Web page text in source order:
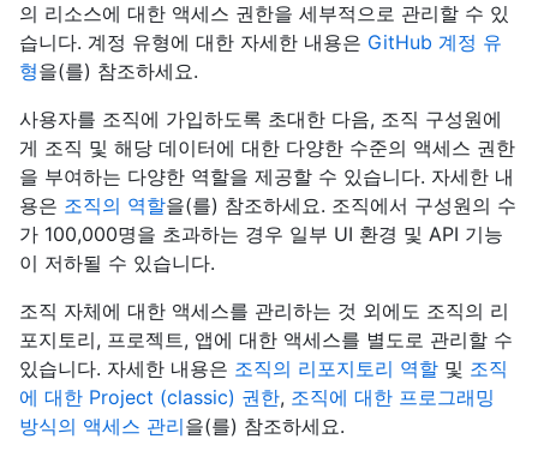
의 리소스에 대한 액세스 권한을 세부적으로 관리할 수 있
습니다. 계정 유형에 대한 자세한 내용은 GitHub 계정 유
형을(를) 참조하세요.
사용자를 조직에 가입하도록 초대한 다음, 조직 구성원에
게 조직 및 해당 데이터에 대한 다양한 수준의 액세스 권한
을 부여하는 다양한 역할을 제공할 수 있습니다. 자세한 내
용은 조직의 역할을(를) 참조하세요. 조직에서 구성원의 수
가 100,000명을 초과하는 경우 일부 UI 환경 및 API 기능
이 저하될 수 있습니다.
조직 자체에 대한 액세스를 관리하는 것 외에도 조직의 리
포지토리, 프로젝트, 앱에 대한 액세스를 별도로 관리할 수
있습니다. 자세한 내용은 조직의 리포지토리 역할 및 조직
에 대한 Project (classic) 권한, 조직에 대한 프로그래밍
방식의 액세스 관리을(를) 참조하세요.